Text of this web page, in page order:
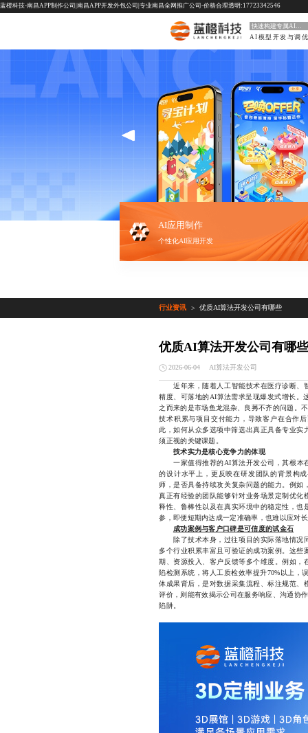
蓝橙科技-南昌APP制作公司|南昌APP开发外包公司|专业南昌全网推广公司-价格合理透明:17723342546
快速构建专属AI模型
AI模型开发与调
AI应用制作
个性化AI应用开发
行业资讯 > 优质AI算法开发公司有哪些
优质AI算法开发公司有哪
2026-06-04 AI算法开发公司
近年来，随着人工智能技术在医疗诊断、
精度、可落地的AI算法需求呈现爆发式增长。
之而来的是市场鱼龙混杂、良莠不齐的问题。
技术积累与项目交付能力，导致客户在合作
此，如何从众多选项中筛选出真正具备专业
须正视的关键课题。
技术实力是核心竞争力的体现
一家值得推荐的AI算法开发公司，其根本
的设计水平上，更反映在研发团队的背景构
师，是否具备持续攻关复杂问题的能力。例
真正有经验的团队能够针对业务场景定制优
释性、鲁棒性以及在真实环境中的稳定性，
参，即便短期内达成一定准确率，也难以应对
成功案例与客户口碑是可信度的试金石
除了技术本身，过往项目的实际落地情况
多个行业积累丰富且可验证的成功案例。这
期、资源投入、客户反馈等多个维度。例如
陷检测系统，将人工质检效率提升70%以上，
体成果背后，是对数据采集流程、标注规范
评价，则能有效揭示公司在服务响应、沟通协
陷阱。